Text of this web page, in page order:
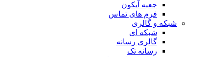
جعبه آیکون
فرم های تماس
شبکه و گالری
شبکه ای
گالری رسانه
رسانه تک